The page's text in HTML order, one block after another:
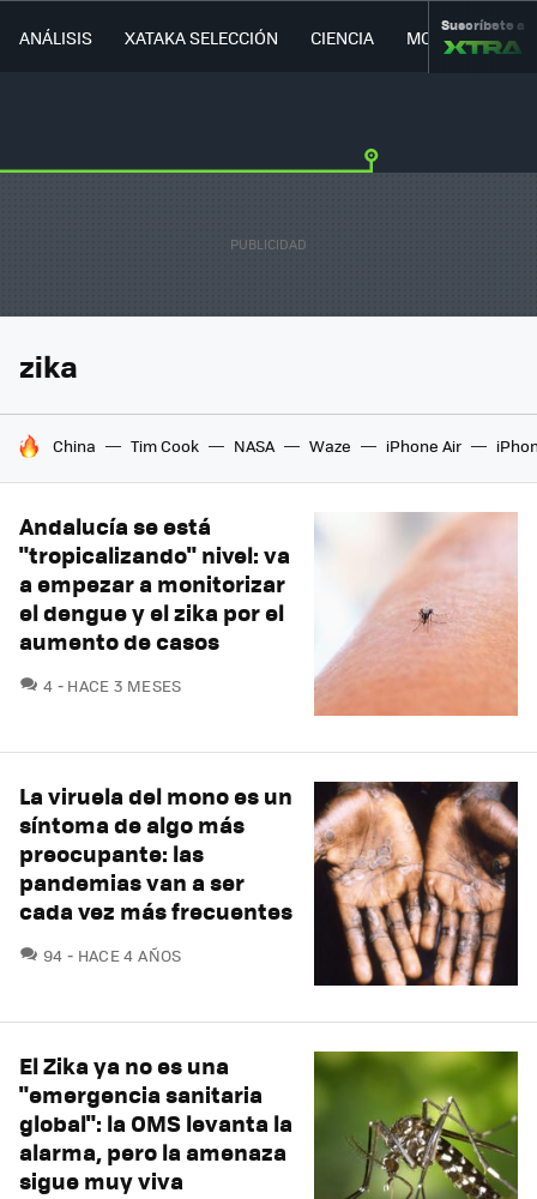
ANÁLISIS XATAKA SELECCIÓN CIENCIA MOVILIDAD
Suscríbete a
zika
HOY SE HABLA DE
China Tim Cook NASA Waze iPhone Air
Andalucía se está
"tropicalizando" nivel: va
a empezar a monitorizar
el dengue y el zika por el
aumento de casos
4 COMENTARIOS
HACE 3 MESES
La viruela del mono es un
síntoma de algo más
preocupante: las
pandemias van a ser
cada vez más frecuentes
94 COMENTARIOS
HACE 4 AÑOS
El Zika ya no es una
"emergencia sanitaria
global": la OMS levanta la
alarma, pero la amenaza
sigue muy viva